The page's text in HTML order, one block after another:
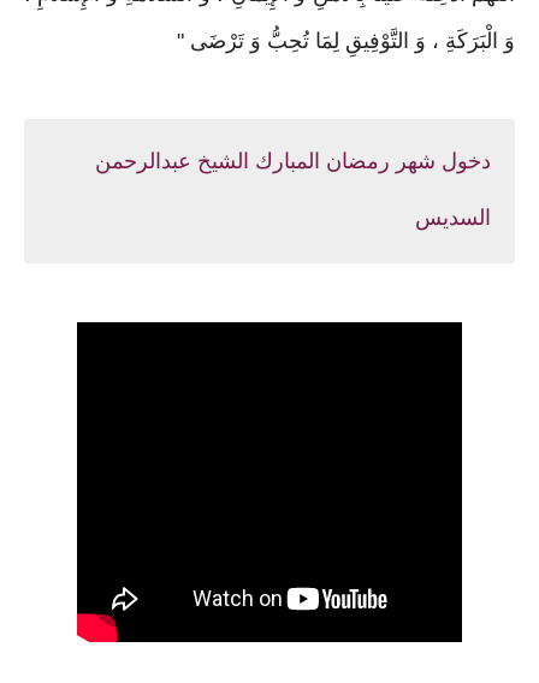
وَ الْبَرَكَةِ ، وَ التَّوْفِيقِ لِمَا تُحِبُّ وَ تَرْضَى "
دخول شهر رمضان المبارك الشيخ عبدالرحمن
السديس